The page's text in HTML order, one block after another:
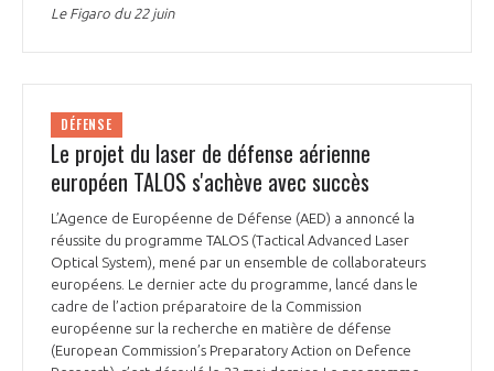
Le Figaro du 22 juin
DÉFENSE
Le projet du laser de défense aérienne
européen TALOS s'achève avec succès
L’Agence de Européenne de Défense (AED) a annoncé la
réussite du programme TALOS (Tactical Advanced Laser
Optical System), mené par un ensemble de collaborateurs
européens. Le dernier acte du programme, lancé dans le
cadre de l’action préparatoire de la Commission
européenne sur la recherche en matière de défense
(European Commission’s Preparatory Action on Defence